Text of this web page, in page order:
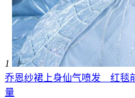
1
乔恩纱裙上身仙气喷发 红毯
量